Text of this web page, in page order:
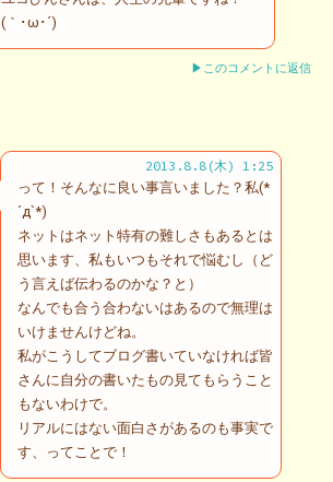
(｀･ω･´)ゞ
▶このコメントに返信
2013.8.8(木) 1:25
って！そんなに良い事言いました？私(*
´д`*)
ネットはネット特有の難しさもあるとは
思います、私もいつもそれで悩むし（ど
う言えば伝わるのかな？と）
なんでも合う合わないはあるので無理は
いけませんけどね。
私がこうしてブログ書いていなければ皆
さんに自分の書いたもの見てもらうこと
もないわけで。
リアルにはない面白さがあるのも事実で
す、ってことで！